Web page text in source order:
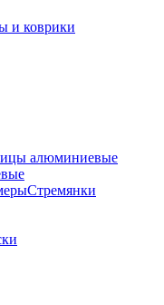
и коврики
алюминиевые
Стремянки